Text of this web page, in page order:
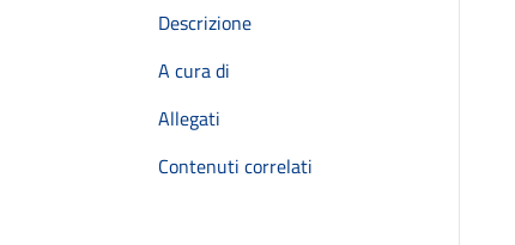
Descrizione
A cura di
Allegati
Contenuti correlati